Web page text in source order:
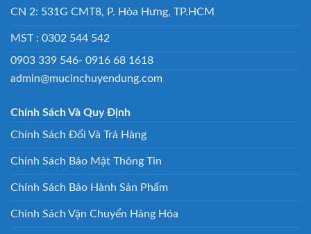
CN 2: 531G CMT8, P. Hòa Hưng, TP.HCM
MST : 0302 544 542
0903 339 546- 0916 68 1618
admin@mucinchuyendung.com
Chính Sách Và Quy Định
Chính Sách Đổi Và Trả Hàng
Chính Sách Bảo Mật Thông Tin
Chính Sách Bảo Hành Sản Phẩm
Chính Sách Vận Chuyển Hàng Hóa